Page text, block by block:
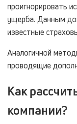
проигнорировать
ущерба. Данным
известные
Аналогичной
проводящие
Как
компании?